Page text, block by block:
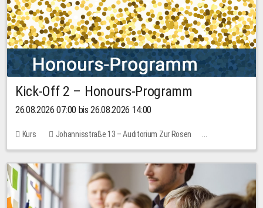
Kick-Off 2 – Honours-Programm
26.08.2026 07:00 bis 26.08.2026 14:00
Kurs
Johannisstraße 13 – Auditorium Zur Rosen
Keine freien Plätze